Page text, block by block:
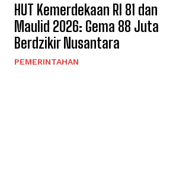
HUT Kemerdekaan RI 81 dan
Maulid 2026: Gema 88 Juta
Berdzikir Nusantara
PEMERINTAHAN